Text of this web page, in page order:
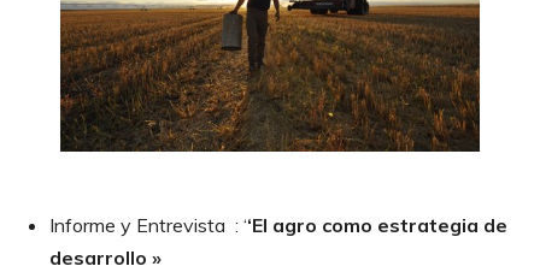
Informe y Entrevista : ‘‘El agro como estrategia de
desarrollo »